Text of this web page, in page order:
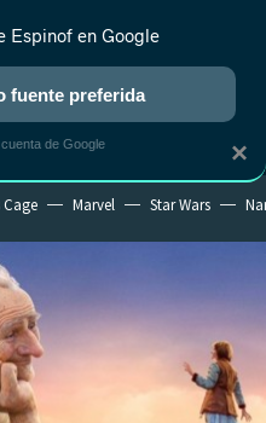
NUEVO
ANIME RANKINGS CINE
Marvel Star Wars
×
Espinof en Google
fuente preferida
de Google